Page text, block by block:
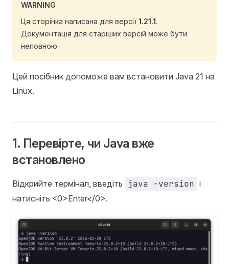
WARNING
Ця сторінка написана для версії 1.21.1.
Документація для старіших версій може бути
неповною.
Цей посібник допоможе вам встановити Java 21 на
Linux.
1. Перевірте, чи Java вже
встановлено
Відкрийте термінал, введіть java -version і
натисніть <0>Enter</0>.